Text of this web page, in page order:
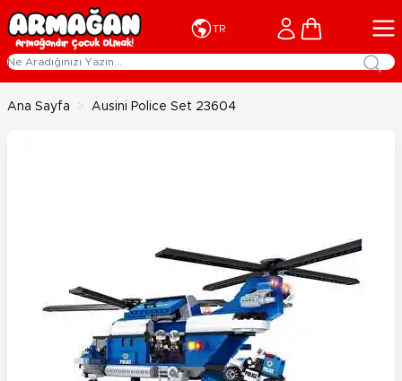
İçeriğe geç
TR Cart
Ana Sayfa > Ausini Police Set 23604